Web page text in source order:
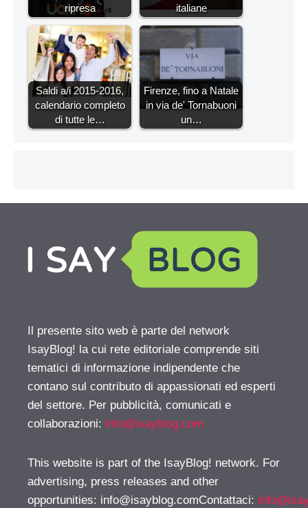
ripresa
italiane
Saldi a/i 2015-2016,
calendario completo
di tutte le…
Firenze, fino a Natale
in via de' Tornabuoni
un…
Il presente sito web è parte del network
IsayBlog! la cui rete editoriale comprende siti
tematici di informazione indipendente che
contano sul contributo di appassionati ed esperti
del settore. Per pubblicità, comunicati e
collaborazioni: info@isayblog.com
This website is part of the IsayBlog! network. For
advertising, press releases and other
opportunities: info@isayblog.comContattaci: